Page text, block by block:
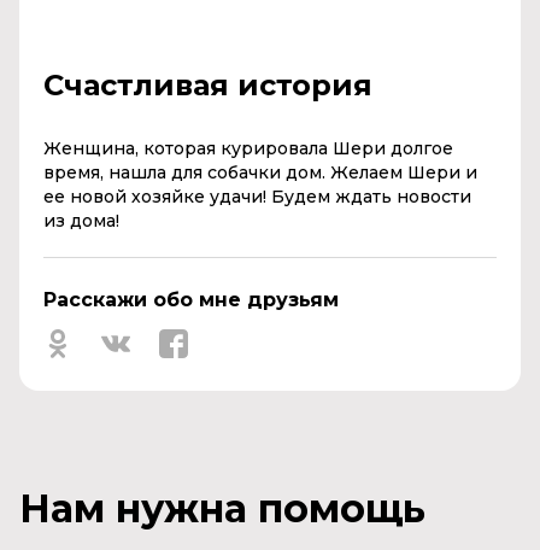
Счастливая история
Женщина, которая курировала Шери долгое
время, нашла для собачки дом. Желаем Шери и
ее новой хозяйке удачи! Будем ждать новости
из дома!
Расскажи обо мне друзьям
Нам нужна помощь